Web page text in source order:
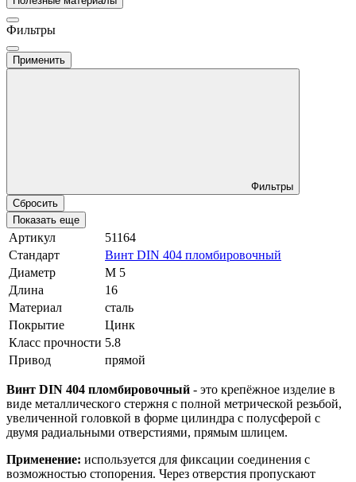
Фильтры
Применить
Фильтры
Сбросить
Показать еще
Артикул
51164
Стандарт
Винт DIN 404 пломбировочный
Диаметр
М 5
Длина
16
Материал
сталь
Покрытие
Цинк
Класс прочности 5.8
Привод
прямой
Винт DIN 404 пломбировочный - это крепёжное изделие в
виде металлического стержня с полной метрической резьбой,
увеличенной головкой в форме цилиндра с полусферой с
двумя радиальными отверстиями, прямым шлицем.
Применение: используется для фиксации соединения с
возможностью стопорения. Через отверстия пропускают